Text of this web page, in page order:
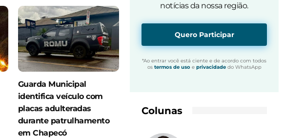
Guarda Municipal
identifica veículo com
placas adulteradas
durante patrulhamento
em Chapecó
notícias da nossa região.
Quero Participar
*Ao entrar você está ciente e de acordo com todos
os termos de usoe privacidadedo WhatsApp
Colunas